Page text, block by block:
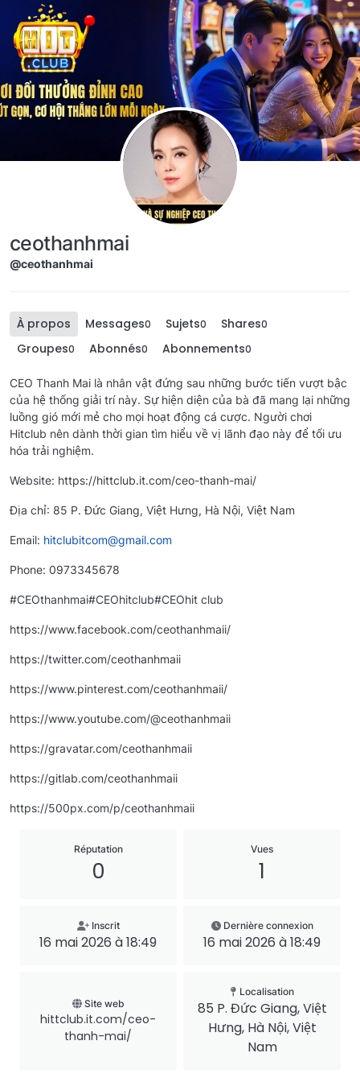
Aller directement au contenu
ceothanhmai
@ceothanhmai
À propos Messages0 Sujets0 Shares0
Groupes0 Abonnés0 Abonnements0
CEO Thanh Mai là nhân vật đứng sau những bước tiến vượt bậc
của hệ thống giải trí này. Sự hiện diện của bà đã mang lại những
luồng gió mới mẻ cho mọi hoạt động cá cược. Người chơi
Hitclub nên dành thời gian tìm hiểu về vị lãnh đạo này để tối ưu
hóa trải nghiệm.
Website: https://hittclub.it.com/ceo-thanh-mai/
Địa chỉ: 85 P. Đức Giang, Việt Hưng, Hà Nội, Việt Nam
Email: hitclubitcom@gmail.com
Phone: 0973345678
#CEOthanhmai#CEOhitclub#CEOhit club
https://www.facebook.com/ceothanhmaii/
https://twitter.com/ceothanhmaii
https://www.pinterest.com/ceothanhmaii/
https://www.youtube.com/@ceothanhmaii
https://gravatar.com/ceothanhmaii
https://gitlab.com/ceothanhmaii
https://500px.com/p/ceothanhmaii
Réputation
0
Vues
1
Inscrit
16 mai 2026 à 18:49
Dernière connexion
16 mai 2026 à 18:49
Site web
hittclub.it.com/ceo-
thanh-mai/
Localisation
85 P. Đức Giang, Việt
Hưng, Hà Nội, Việt
Nam